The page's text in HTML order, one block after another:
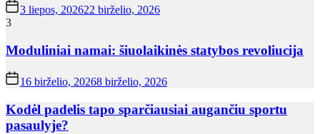
3 liepos, 202622 birželio, 2026
3
Moduliniai namai: šiuolaikinės statybos revoliucija
16 birželio, 20268 birželio, 2026
Kodėl padelis tapo sparčiausiai augančiu sportu
pasaulyje?